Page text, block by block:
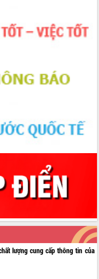
lượng cung cấp thông tin của